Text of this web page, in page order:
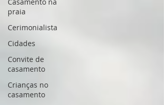
praia
Cerimonialista
Cidades
Convite de
casamento
Crianças no
casamento